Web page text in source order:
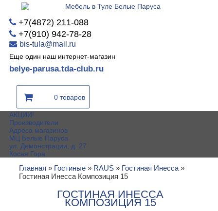
+7(4872) 211-088
+7(910) 942-78-28
bis-tula@mail.ru
Еще один наш интернет-магазин
belye-parusa.tda-club.ru
0 товаров
АКЦИИ!
Производители
Адреса магазинов
МЦ Белые Паруса
ул. Демонстрации, д. 27
Косая Гора
Главная » Гостиные » RAUS » Гостиная Инесса»
Гостиная Инесса Композиция 15
ГОСТИНАЯ ИНЕССА
КОМПОЗИЦИЯ 15